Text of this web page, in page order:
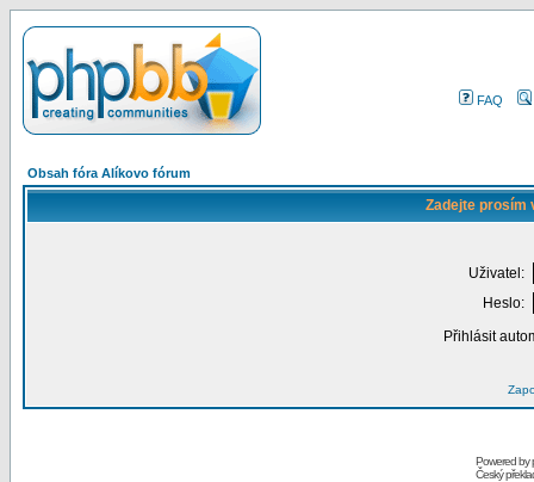
FAQ
Obsah fóra Alíkovo fórum
Zadejte prosím
Uživatel:
Heslo:
Přihlásit
Powered by
Český